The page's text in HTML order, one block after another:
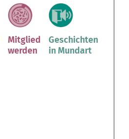
Mitglied
werden
Geschichten
in Mundart